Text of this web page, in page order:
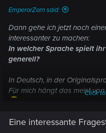
erleben bei Bioware und
Daher würde ich mir
Manager einen scheiß auf
euch etwas TRAUT , etwas
GRENZWERTIGEN, etwas
Entscheidungen,
GUTER mehr zumindest
EmperorZorn said:
Dann gehe ich jetzt noch
interessanter zu machen:
In welcher Sprache spielt
generell?
In Deutsch, in der
Für mich hängt das meistClick
Eine interessante